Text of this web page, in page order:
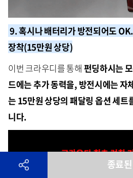
9. 혹시나 배터리가 방전되어도
장착(15만원 상당)
이번 크라우디를 통해 펀딩하시는
드에는 추가 동력을, 방전시에는 자
는 15만원 상당의 패달링 옵션 세트
니다.
종료